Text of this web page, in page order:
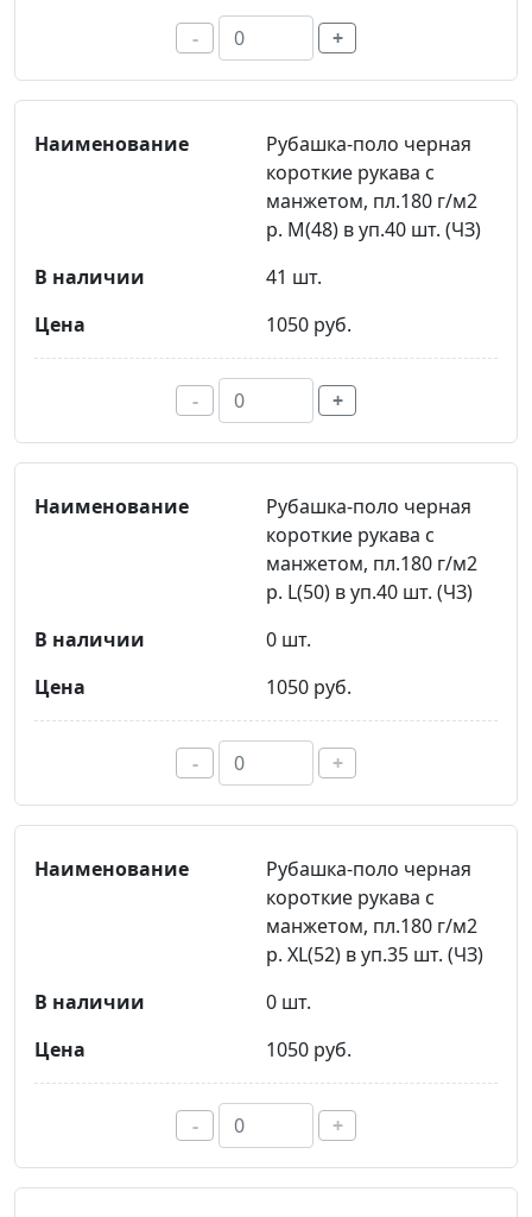
- +
Рубашка-поло черная
короткие рукава с
манжетом, пл.180 г/м2
р. M(48) в уп.40 шт. (ЧЗ)
41 шт.
1050 руб.
- +
Рубашка-поло черная
короткие рукава с
манжетом, пл.180 г/м2
р. L(50) в уп.40 шт. (ЧЗ)
0 шт.
1050 руб.
- +
Рубашка-поло черная
короткие рукава с
манжетом, пл.180 г/м2
р. XL(52) в уп.35 шт. (ЧЗ)
0 шт.
1050 руб.
- +